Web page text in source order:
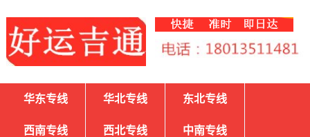
华东专线 华北专线 东北专线
西南专线 西北专线 中南专线